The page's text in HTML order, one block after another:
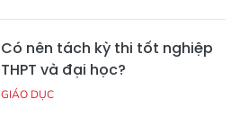
Có nên tách kỳ thi tốt nghiệp
THPT và đại học?
GIÁO DỤC